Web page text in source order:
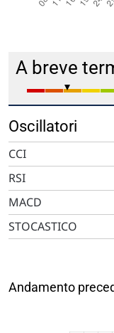
A breve
Oscillatori
CCI
RSI
MACD
STOCASTICO
Andamento